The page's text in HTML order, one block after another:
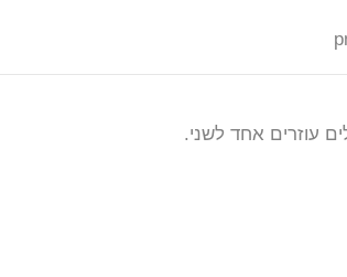
עוזרים אחד לשני.